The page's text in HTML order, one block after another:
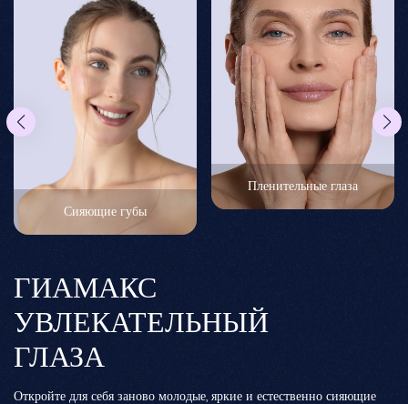
العربية
日本語
Сияющие губы
Пленительные глаза
ГИАМАКС
УВЛЕКАТЕЛЬНЫЙ
ГЛАЗА
Откройте для себя заново молодые, яркие и естественно сияющие